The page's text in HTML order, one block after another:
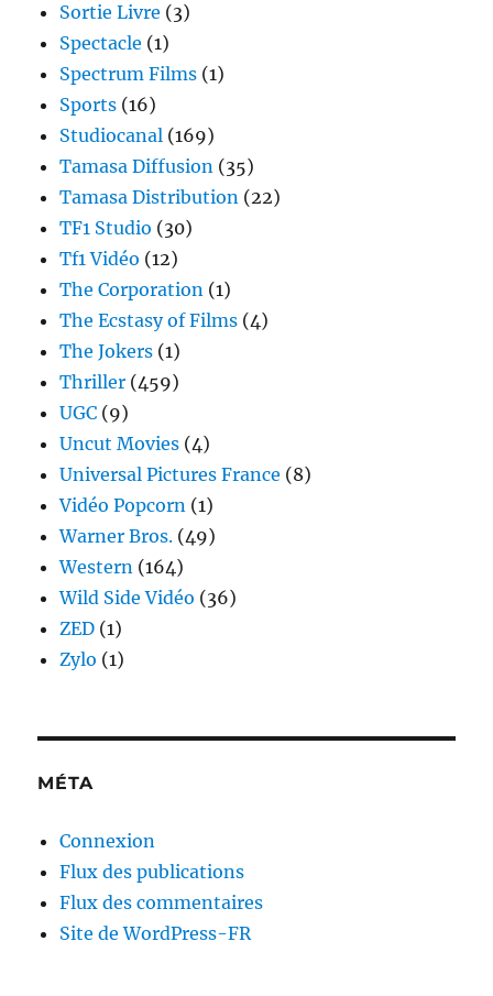
Sortie Livre (3)
Spectacle (1)
Spectrum Films (1)
Sports (16)
Studiocanal (169)
Tamasa Diffusion (35)
Tamasa Distribution (22)
TF1 Studio (30)
Tf1 Vidéo (12)
The Corporation (1)
The Ecstasy of Films (4)
The Jokers (1)
Thriller (459)
UGC (9)
Uncut Movies (4)
Universal Pictures France (8)
Vidéo Popcorn (1)
Warner Bros. (49)
Western (164)
Wild Side Vidéo (36)
ZED (1)
Zylo (1)
MÉTA
Connexion
Flux des publications
Flux des commentaires
Site de WordPress-FR